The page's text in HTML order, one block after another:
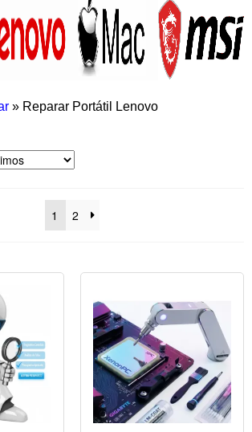
» Reparar Portátil Lenovo
1 2